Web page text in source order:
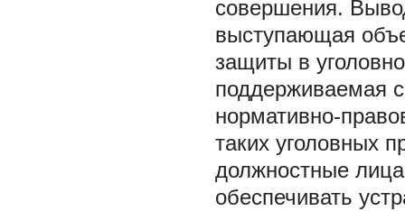
совершения.
выступающая
защиты в
поддерживаемая
нормативно-
таких уголовных
должностные
обеспечивать